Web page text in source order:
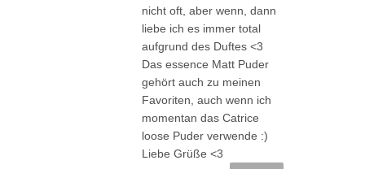
nicht oft, aber wenn, dann
liebe ich es immer total
aufgrund des Duftes <3
Das essence Matt Puder
gehört auch zu meinen
Favoriten, auch wenn ich
momentan das Catrice
loose Puder verwende :)
Liebe Grüße <3